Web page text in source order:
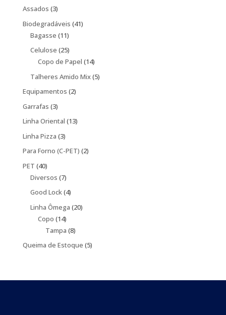
Assados 33
produtos
Biodegradáveis 4141
Bagasse 1111
produtos
Celulose 2525
produtos
Copo de Papel 1414
produtos
Talheres Amido Mix 55
Equipamentos 22
Garrafas 33
produtos
Linha Oriental 1313
Linha Pizza 33
produtos
Para Forno (C-PET) 22
PET 4040
produtos
Diversos 77
produtos
Good Lock 44
produtos
Linha Ômega 2020
Copo 1414
produtos
Tampa 88
produtos
Queima de Estoque 55